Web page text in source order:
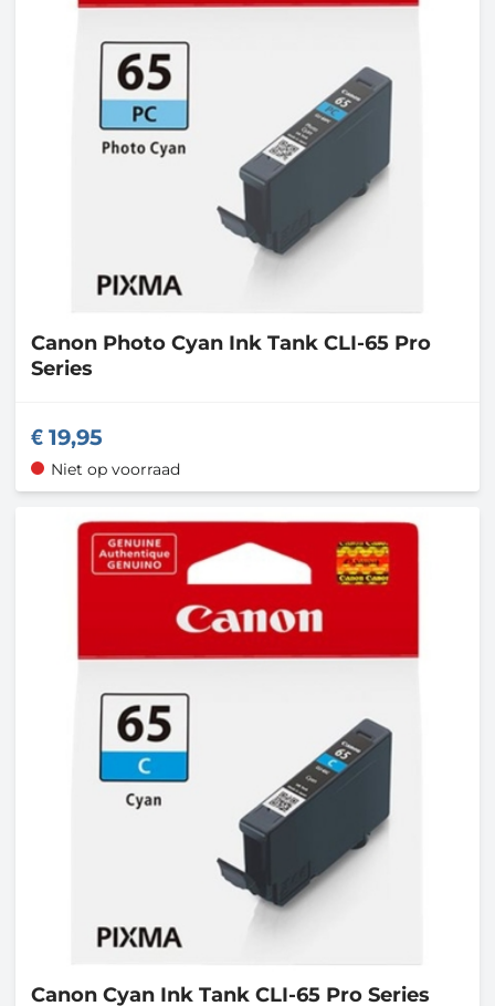
Canon Photo Cyan Ink Tank CLI-65 Pro
Series
19,95
Niet op voorraad
Canon Cyan Ink Tank CLI-65 Pro Series